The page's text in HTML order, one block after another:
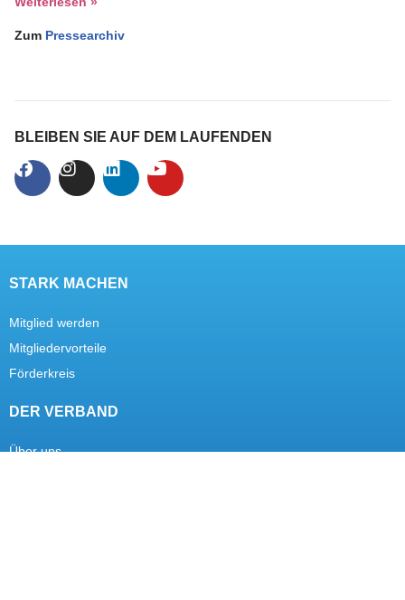
Zum Pressearchiv
BLEIBEN SIE AUF DEM LAUFENDEN
STARK MACHEN
Mitglied werden
Mitgliedervorteile
Förderkreis
DER VERBAND
Über uns